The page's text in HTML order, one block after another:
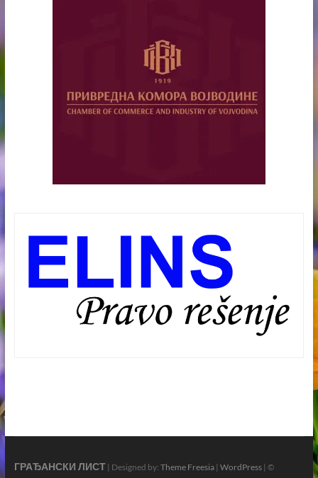
ГРАЂАНСКИ ЛИСТ| Designed by: Theme Freesia| WordPress| ©